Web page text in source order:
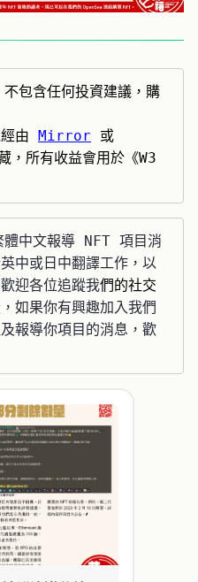
包含任何投資建議，購
由 Mirror
所有收益會用於《W3
體中文報導 NFT 項目消
中或日中翻譯工作，以
迎各位追蹤我們的社交
如果你有興趣加入我們
報導你項目的消息，歡